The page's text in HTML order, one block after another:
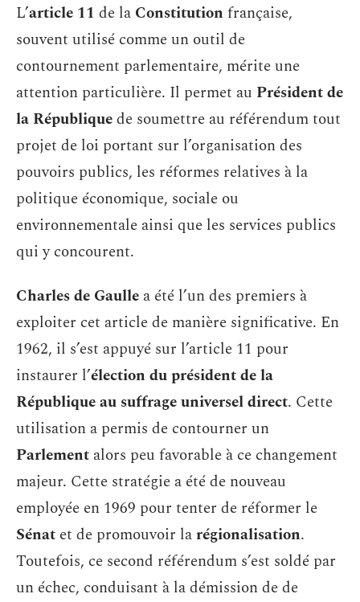
L’article 11 de la Constitutionfrançaise,
souvent utilisé comme un outil de
contournement parlementaire, mérite une
attention particulière. Il permet au Président de
la Républiquede soumettre au référendum tout
projet de loi portant sur l’organisation des
pouvoirs publics, les réformes relatives à la
politique économique, sociale ou
environnementale ainsi que les services publics
qui y concourent.
Charles de Gaulle a été l’un des premiers à
exploiter cet article de manière significative. En
1962, il s’est appuyé sur l’article 11 pour
instaurer l’élection du président de la
République au suffrage universel direct. Cette
utilisation a permis de contourner un
Parlement alors peu favorable à ce changement
majeur. Cette stratégie a été de nouveau
employée en 1969 pour tenter de réformer le
Sénat et de promouvoir larégionalisation.
Toutefois, ce second référendum s’est soldé par
un échec, conduisant à la démission de de